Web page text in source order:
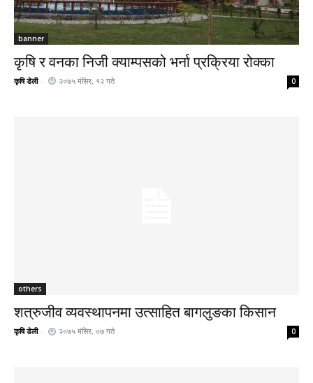
banner
कृषि र वनका निजी क्याम्पसको भर्ना प्रक्रिया रोक्का
कृषि डेली - २०७५ मंसिर, १२ गते 0
others
शत्रुजीव व्यवस्थापनमा उत्साहित बागलुङका किसान
कृषि डेली - २०७५ मंसिर, ०७ गते 0